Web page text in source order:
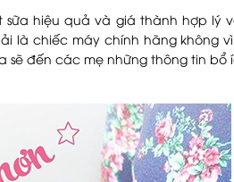
hiệu quả và giá thành hợp lý
là chiếc máy chính hãng không
sẽ đến các mẹ những thông tin bổ